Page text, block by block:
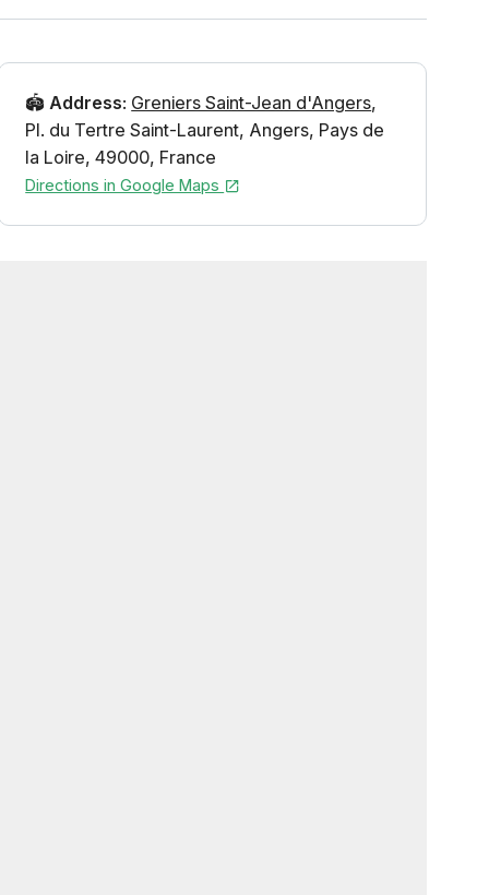
🏟️ Address: Greniers Saint-Jean d'Angers,
Pl. du Tertre Saint-Laurent, Angers, Pays de
la Loire,49000, France
Directions in Google Maps